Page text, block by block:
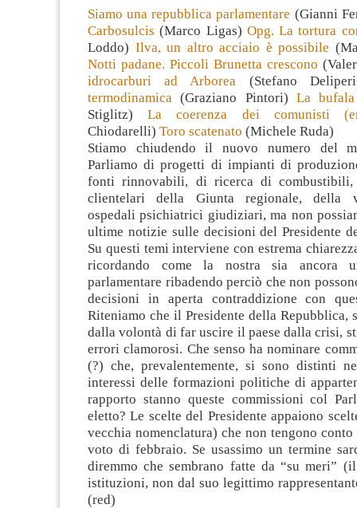
Siamo una repubblica parlamentare (Gianni
Carbosulcis (Marco Ligas) Opg. La tortura
Loddo) Ilva, un altro acciaio è possibile
Notti padane. Piccoli Brunetta crescono
idrocarburi ad Arborea (Stefano
termodinamica (Graziano Pintori) La
Stiglitz)La coerenza dei comunisti
Chiodarelli) Toro scatenato (Michele Ruda)
Stiamo chiudendo il nuovo numero del
Parliamo di progetti di impianti di
fonti rinnovabili, di ricerca di
clientelari della Giunta regionale, della
ospedali psichiatrici giudiziari, ma non
ultime notizie sulle decisioni del Presidente
Su questi temi interviene con estrema
ricordando come la nostra sia ancora
parlamentare ribadendo perciò che non
decisioni in aperta contraddizione con
Riteniamo che il Presidente della Repubblica,
dalla volontà di far uscire il paese dalla crisi,
errori clamorosi. Che senso ha nominare
(?) che, prevalentemente, si sono distinti
interessi delle formazioni politiche di
rapporto stanno queste commissioni col
eletto? Le scelte del Presidente appaiono
vecchia nomenclatura) che non tengono
voto di febbraio. Se usassimo un termine
diremmo che sembrano fatte da “su meri”
istituzioni, non dal suo legittimo
(red)